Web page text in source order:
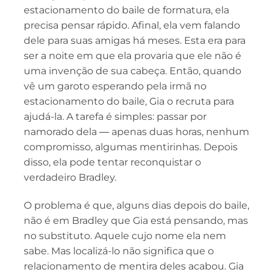
estacionamento do baile de formatura, ela
precisa pensar rápido. Afinal, ela vem falando
dele para suas amigas há meses. Esta era para
ser a noite em que ela provaria que ele não é
uma invenção de sua cabeça. Então, quando
vê um garoto esperando pela irmã no
estacionamento do baile, Gia o recruta para
ajudá-la. A tarefa é simples: passar por
namorado dela ― apenas duas horas, nenhum
compromisso, algumas mentirinhas. Depois
disso, ela pode tentar reconquistar o
verdadeiro Bradley.
O problema é que, alguns dias depois do baile,
não é em Bradley que Gia está pensando, mas
no substituto. Aquele cujo nome ela nem
sabe. Mas localizá-lo não significa que o
relacionamento de mentira deles acabou. Gia